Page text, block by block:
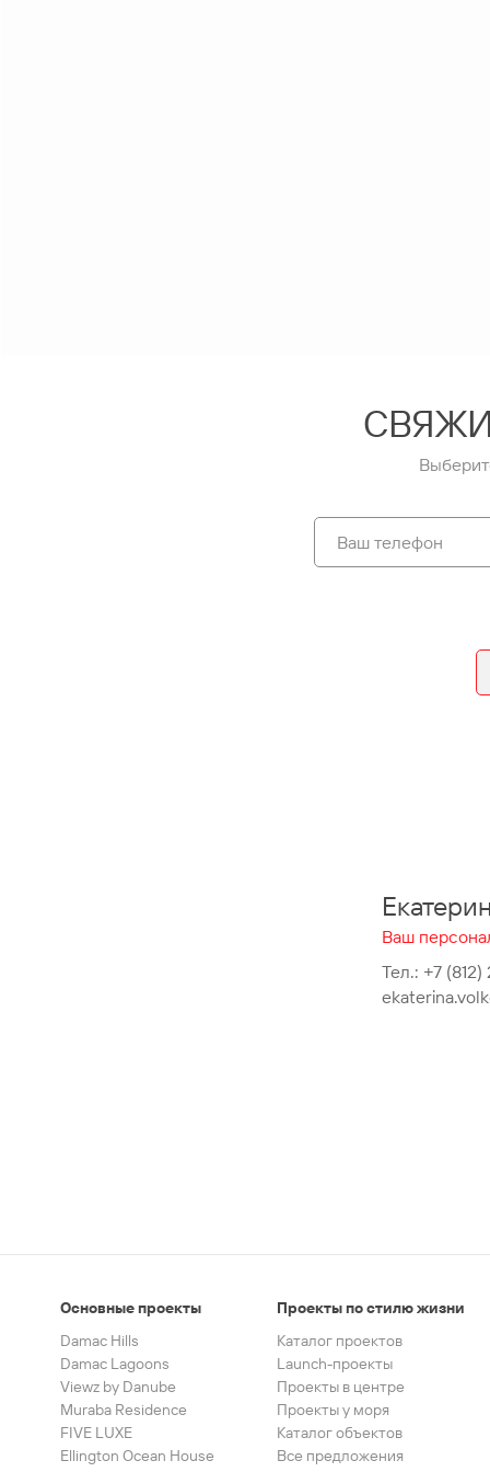
Ваш
Тел.: +7 (812)
Основные проекты
Damac Hills
Damac Lagoons
Viewz by Danube
Muraba Residence
FIVE LUXE
Ellington Ocean House
Проекты по стилю жизни
Каталог проектов
Launch-проекты
Проекты в центре
Проекты у моря
Каталог объектов
Все предложения